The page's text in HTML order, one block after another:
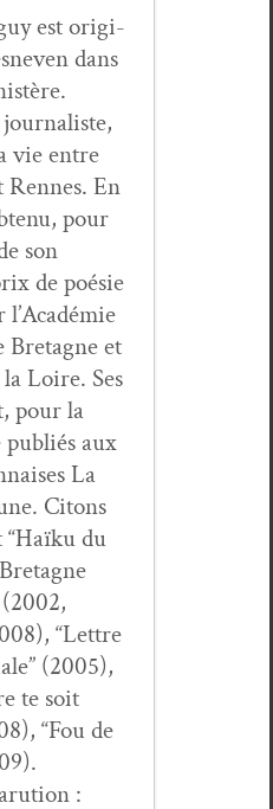
est orig­i­
dans
vie entre
En
pour
son
de poésie
et
la Loire. Ses
pour la
aux
La
Citons
du
“Let­tre
(2005),
te soit
“Fou de
: